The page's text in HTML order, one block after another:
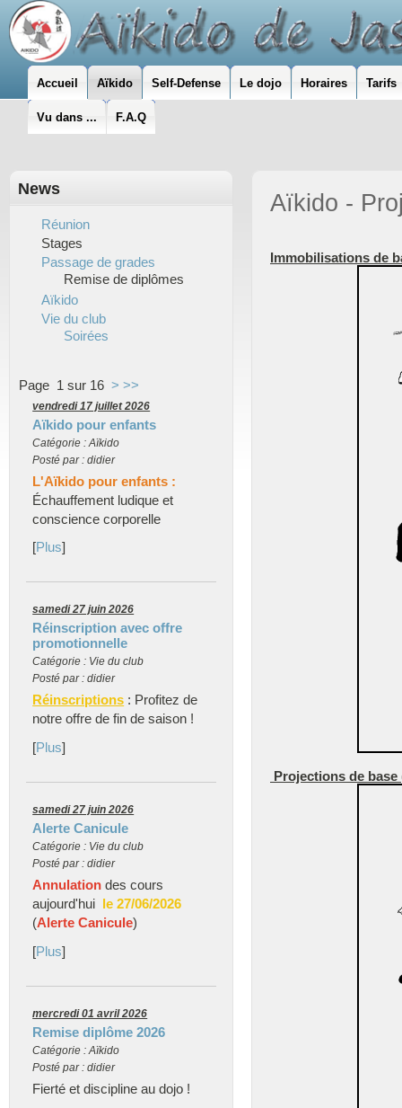
Accueil Aïkido Self-Defense Le dojo Horaires Tarifs
Vu dans ... F.A.Q
News
Réunion
Stages
Passage de grades
Remise de diplômes
Aïkido
Vie du club
Soirées
Page 1 sur 16 > >>
vendredi 17 juillet 2026
Aïkido pour enfants
Catégorie : Aïkido
Posté par : didier
L'Aïkido pour enfants :
Échauffement ludique et
conscience corporelle
[Plus]
samedi 27 juin 2026
Réinscription avec offre
promotionnelle
Catégorie : Vie du club
Posté par : didier
Réinscriptions : Profitez de
notre offre de fin de saison !
[Plus]
samedi 27 juin 2026
Alerte Canicule
Catégorie : Vie du club
Posté par : didier
Annulation des cours
aujourd'hui le 27/06/2026
(Alerte Canicule)
[Plus]
mercredi 01 avril 2026
Remise diplôme 2026
Catégorie : Aïkido
Posté par : didier
Fierté et discipline au dojo !
Aïkido -
Immobilisations de
Projections de base